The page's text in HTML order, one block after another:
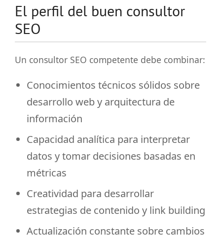
El perfil del buen consultor
SEO
Un consultor SEO competente debe combinar:
Conocimientos técnicos sólidos sobre
desarrollo web y arquitectura de
información
Capacidad analítica para interpretar
datos y tomar decisiones basadas en
métricas
Creatividad para desarrollar
estrategias de contenido y link building
Actualización constante sobre cambios